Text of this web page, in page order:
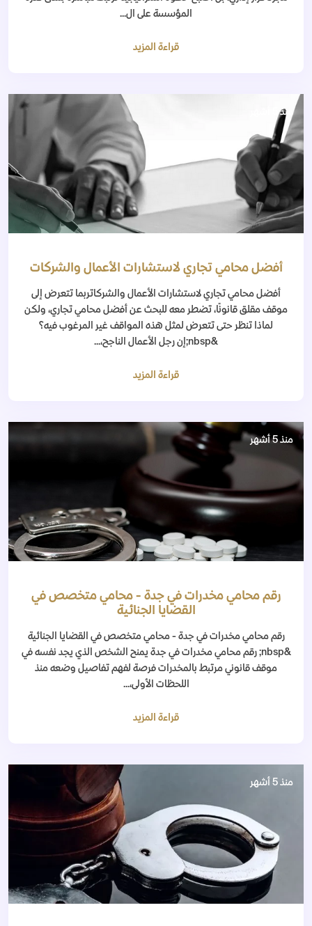
المؤسسة على ال...
قراءة المزيد
منذ 5 أشهر
أفضل محامي تجاري لاستشارات الأعمال والشركات
أفضل محامي تجاري لاستشارات الأعمال والشركاتربما تتعرض إلى
موقف مقلق قانونًا، تضطر معه للبحث عن أفضل محامي تجاري، ولكن
لماذا تنظر حتى تتعرض لمثل هذه المواقف غير المرغوب فيه؟
&nbsp;إن رجل الأعمال الناجح،...
قراءة المزيد
منذ 5 أشهر
رقم محامي مخدرات في جدة - محامي متخصص في
القضايا الجنائية
رقم محامي مخدرات في جدة - محامي متخصص في القضايا الجنائية
&nbsp; رقم محامي مخدرات في جدة يمنح الشخص الذي يجد نفسه في
موقف قانوني مرتبط بالمخدرات فرصة لفهم تفاصيل وضعه منذ
اللحظات الأولى،...
قراءة المزيد
منذ 5 أشهر